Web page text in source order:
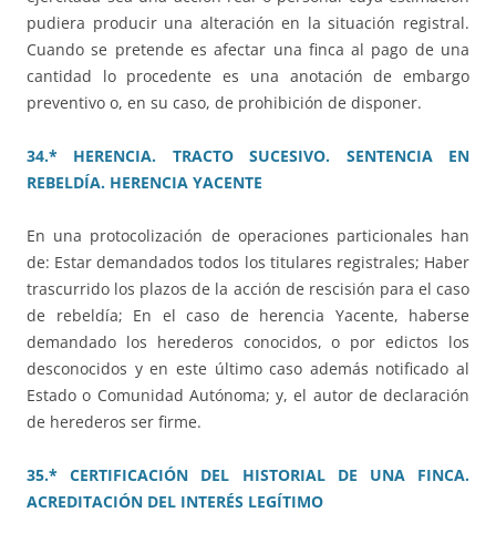
pudiera producir una alteración en la situación registral.
Cuando se pretende es afectar una finca al pago de una
cantidad lo procedente es una anotación de embargo
preventivo o, en su caso, de prohibición de disponer.
34.* HERENCIA. TRACTO SUCESIVO. SENTENCIA EN
REBELDÍA. HERENCIA YACENTE
En una protocolización de operaciones particionales han
de: Estar demandados todos los titulares registrales; Haber
trascurrido los plazos de la acción de rescisión para el caso
de rebeldía; En el caso de herencia Yacente, haberse
demandado los herederos conocidos, o por edictos los
desconocidos y en este último caso además notificado al
Estado o Comunidad Autónoma; y, el autor de declaración
de herederos ser firme.
35.* CERTIFICACIÓN DEL HISTORIAL DE UNA FINCA.
ACREDITACIÓN DEL INTERÉS LEGÍTIMO